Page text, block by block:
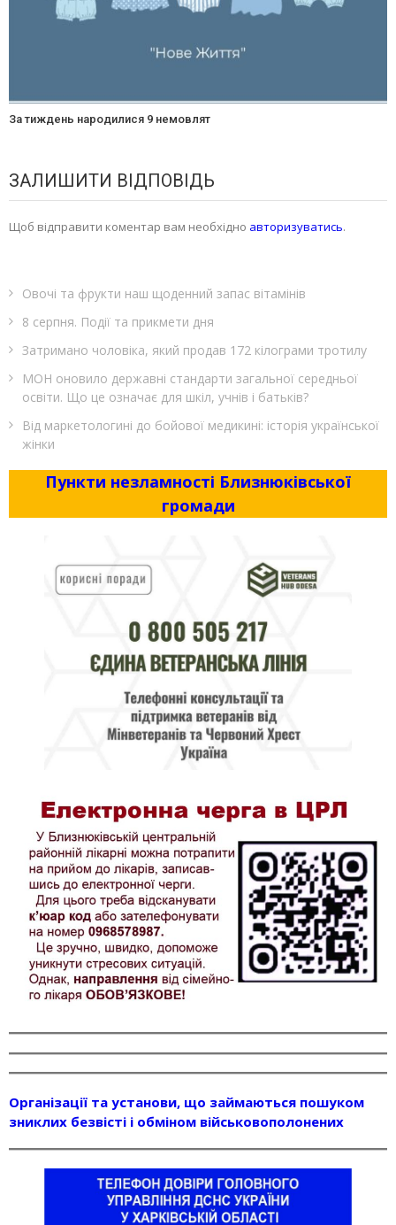
За тиждень народилися 9 немовлят
ЗАЛИШИТИ ВІДПОВІДЬ
Щоб відправити коментар вам необхідно авторизуватись.
Овочі та фрукти наш щоденний запас вітамінів
8 серпня. Події та прикмети дня
Затримано чоловіка, який продав 172 кілограми тротилу
МОН оновило державні стандарти загальної середньої
освіти. Що це означає для шкіл, учнів і батьків?
Від маркетологині до бойової медикині: історія української
жінки
Пункти незламності Близнюківської
громади
Організації та установи, що займаються пошуком
зниклих безвісті і обміном військовополонених